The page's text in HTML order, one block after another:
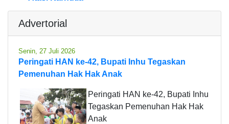
Advertorial
Senin, 27 Juli 2026
Peringati HAN ke-42, Bupati Inhu Tegaskan
Pemenuhan Hak Hak Anak
Peringati HAN ke-42, Bupati Inhu
Tegaskan Pemenuhan Hak Hak
Anak